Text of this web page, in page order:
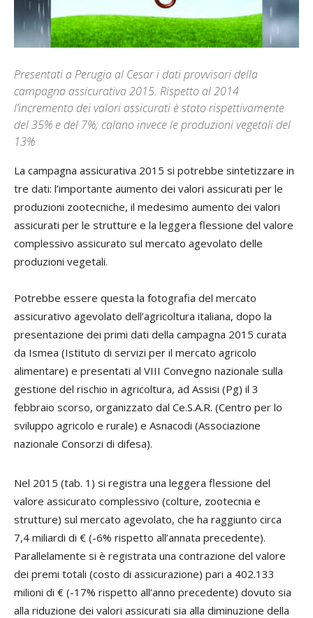
Presentati a Perugia al Cesar i dati provvisori della
campagna assicurativa 2015. Rispetto al 2014
l’incremento dei valori assicurati è stato rispettivamente
del 35% e del 7%; calano invece le produzioni vegetali del
13%
La campagna assicurativa 2015 si potrebbe sintetizzare in
tre dati: l’importante aumento dei valori assicurati per le
produzioni zootecniche, il medesimo aumento dei valori
assicurati per le strutture e la leggera flessione del valore
complessivo assicurato sul mercato agevolato delle
produzioni vegetali.
Potrebbe essere questa la fotografia del mercato
assicurativo agevolato dell’agricoltura italiana, dopo la
presentazione dei primi dati della campagna 2015 curata
da Ismea (Istituto di servizi per il mercato agricolo
alimentare) e presentati al VIII Convegno nazionale sulla
gestione del rischio in agricoltura, ad Assisi (Pg) il 3
febbraio scorso, organizzato dal Ce.S.A.R. (Centro per lo
sviluppo agricolo e rurale) e Asnacodi (Associazione
nazionale Consorzi di difesa).
Nel 2015 (tab. 1) si registra una leggera flessione del
valore assicurato complessivo (colture, zootecnia e
strutture) sul mercato agevolato, che ha raggiunto circa
7,4 miliardi di € (-6% rispetto all’annata precedente).
Parallelamente si è registrata una contrazione del valore
dei premi totali (costo di assicurazione) pari a 402.133
milioni di € (-17% rispetto all’anno precedente) dovuto sia
alla riduzione dei valori assicurati sia alla diminuzione della